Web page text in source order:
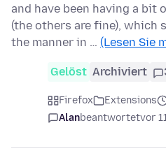
and have been having a
(the others are fine), which
the manner in … (Lesen Sie
Gelöst Archiviert
Firefox Extensions
Alanbeantwortetvor